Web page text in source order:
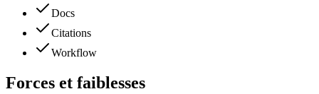
Docs
Citations
Workflow
Forces et faiblesses